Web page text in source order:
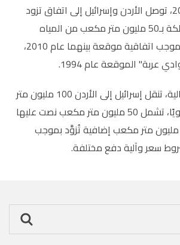
وفي تموز/ يوليو 2021، توصل الأردن وإسرائيل إلى اتفاق تزود
بموجبه الأخيرة المملكة بـ50 مليون متر مكعب من المياه
الإضافية المشتراة، بموجب اتفاقية موقعة بينهما عام 2010،
عربة" الموقعة عام 1994.
وبموجب الترتيبات الحالية، تنقل إسرائيل إلى الأردن 100 مليون متر
مكعب من المياه سنويًا، تشمل 50 مليون متر مكعب نصت عليها
اتفاقية السلام، و50 مليون متر مكعب إضافية تُزوَّد بموجب
سعر وآلية دفع مختلفة.